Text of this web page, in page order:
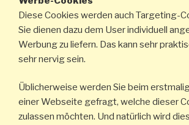
Diese Cookies werden auch Targeting-
Sie dienen dazu dem User individuell
Werbung zu liefern. Das kann sehr
sehr nervig sein.
Üblicherweise werden Sie beim
einer Webseite gefragt, welche dieser
zulassen möchten. Und natürlich wird